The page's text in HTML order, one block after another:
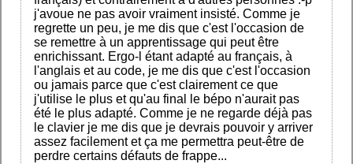
j'avoue ne pas avoir vraiment insisté. Comme je
regrette un peu, je me dis que c'est l'occasion de
se remettre à un apprentissage qui peut être
enrichissant. Ergo-l étant adapté au français, à
l'anglais et au code, je me dis que c'est l'occasion
ou jamais parce que c'est clairement ce que
j'utilise le plus et qu'au final le bépo n'aurait pas
été le plus adapté. Comme je ne regarde déjà pas
le clavier je me dis que je devrais pouvoir y arriver
assez facilement et ça me permettra peut-être de
perdre certains défauts de frappe...